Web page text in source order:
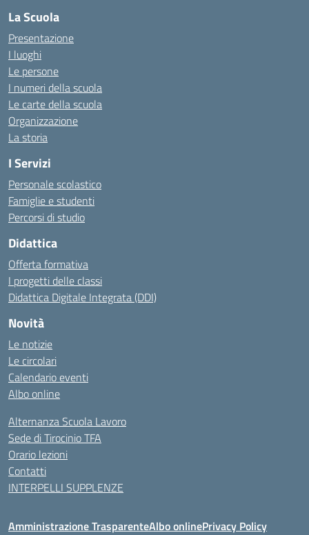
La Scuola
Presentazione
I luoghi
Le persone
I numeri della scuola
Le carte della scuola
Organizzazione
La storia
I Servizi
Personale scolastico
Famiglie e studenti
Percorsi di studio
Didattica
Offerta formativa
I progetti delle classi
Didattica Digitale Integrata (DDI)
Novità
Le notizie
Le circolari
Calendario eventi
Albo online
Alternanza Scuola Lavoro
Sede di Tirocinio TFA
Orario lezioni
Contatti
INTERPELLI SUPPLENZE
Amministrazione TrasparenteAlbo onlinePrivacy Policy